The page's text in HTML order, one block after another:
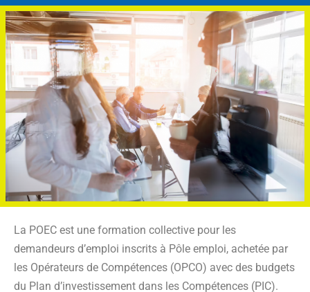
La POEC est une formation collective pour les
demandeurs d’emploi inscrits à Pôle emploi, achetée par
les Opérateurs de Compétences (OPCO) avec des budgets
du Plan d’investissement dans les Compétences (PIC).